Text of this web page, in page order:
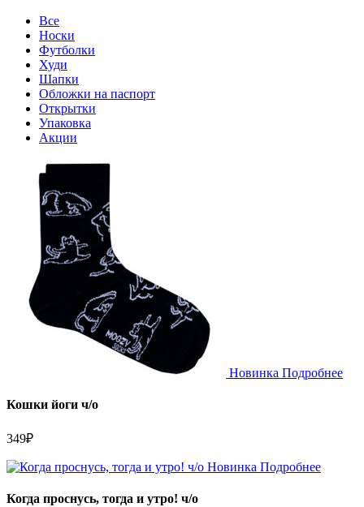
Все
Носки
Футболки
Худи
Шапки
Обложки на паспорт
Открытки
Упаковка
Акции
Новинка Подробнее
Кошки йоги ч/о
349₽
Новинка Подробнее
Когда проснусь, тогда и утро! ч/о